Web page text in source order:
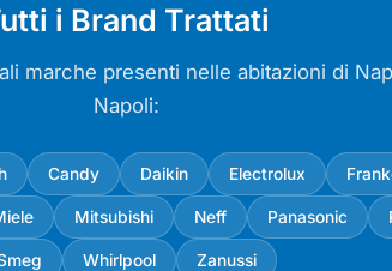
i Brand Trattati
marche presenti nelle abitazioni di
Napoli:
Candy Daikin Electrolux
Mitsubishi Neff Panasonic
Whirlpool Zanussi